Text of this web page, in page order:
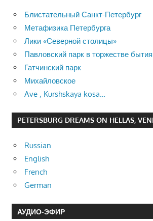
Блистательный Санкт-Петербург
Метафизика Петербурга
Лики «Северной столицы»
Павловский парк в торжестве
Гатчинский парк
Михайловское
Ave , Kurshskaya kosa…
PETERSBURG DREAMS ON HELLAS,
Russian
English
French
German
АУДИО-ЭФИР